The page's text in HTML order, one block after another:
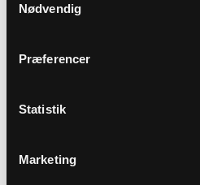
Nødvendig
Præferencer
Statistik
Marketing